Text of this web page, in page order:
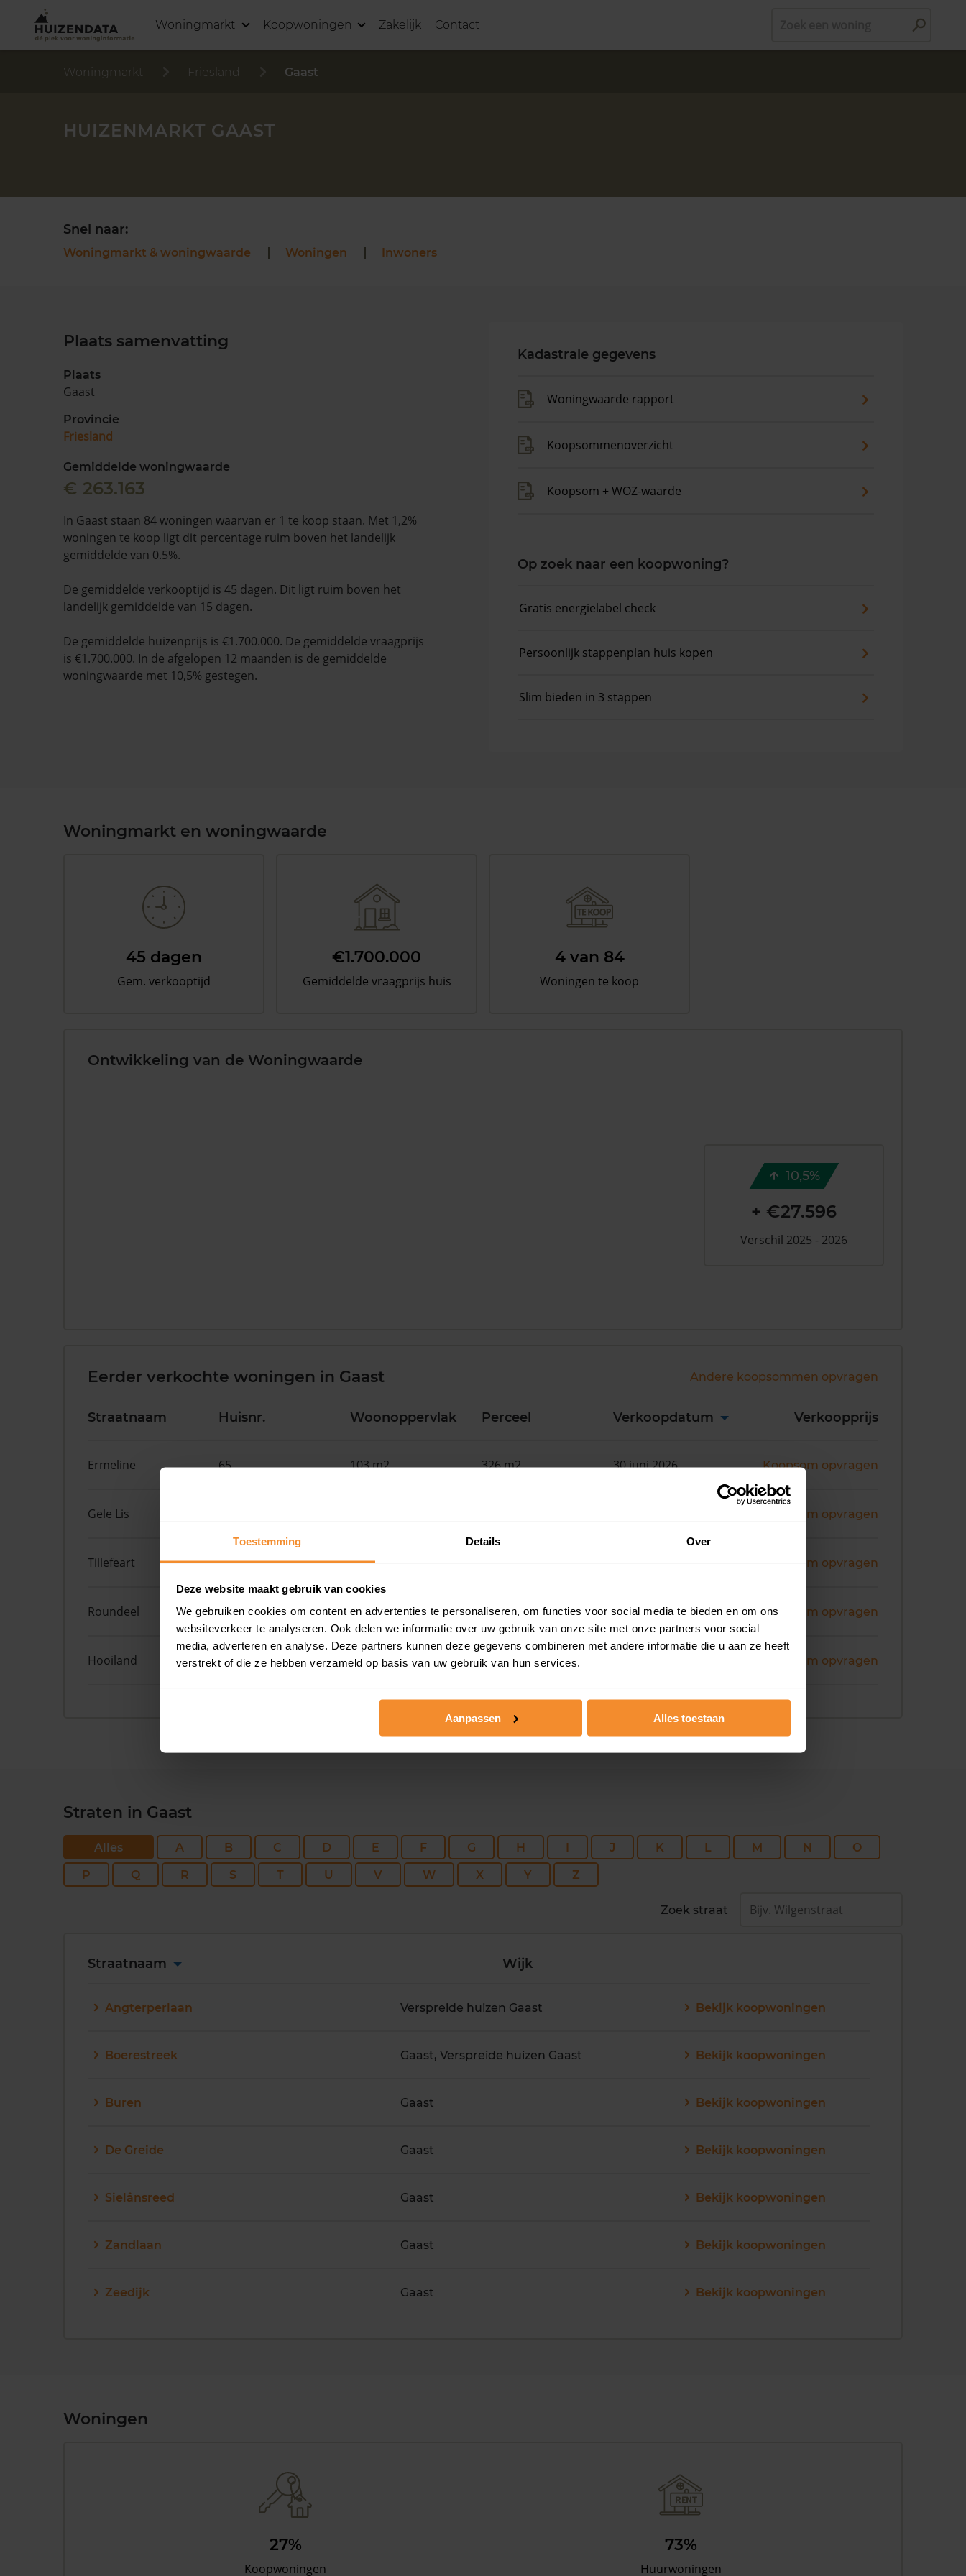
Toestemming Details Over
Deze website maakt gebruik van cookies
We gebruiken cookies om content en advertenties te personaliseren, om functies voor social media te bieden en om ons
websiteverkeer te analyseren. Ook delen we informatie over uw gebruik van onze site met onze partners voor social
media, adverteren en analyse. Deze partners kunnen deze gegevens combineren met andere informatie die u aan ze heeft
verstrekt of die ze hebben verzameld op basis van uw gebruik van hun services.
Aanpassen Alles toestaan
Woningmarkt Koopwoningen Zakelijk Contact
Woningmarkt Friesland Gaast
HUIZENMARKT GAAST
Snel naar:
Woningmarkt & woningwaarde Woningen Inwoners
Plaats samenvatting
Plaats
Gaast
Provincie
Friesland
Gemiddelde woningwaarde
€ 263.163
In Gaast staan 84 woningen waarvan er 1 te koop staan. Met 1,2%
woningen te koop ligt dit percentage ruim boven het landelijk
gemiddelde van 0.5%.
De gemiddelde verkooptijd is 45 dagen. Dit ligt ruim boven het
landelijk gemiddelde van 15 dagen.
De gemiddelde huizenprijs is €1.700.000. De gemiddelde vraagprijs
is €1.700.000. In de afgelopen 12 maanden is de gemiddelde
woningwaarde met 10,5% gestegen.
Kadastrale gegevens
Woningwaarde rapport
Koopsommenoverzicht
Koopsom + WOZ-waarde
Op zoek naar een koopwoning?
Gratis energielabel check
Persoonlijk stappenplan huis kopen
Slim bieden in 3 stappen
Woningmarkt en woningwaarde
45 dagen
Gem. verkooptijd
€1.700.000
Gemiddelde vraagprijs huis
4 van 84
Woningen te koop
Ontwikkeling van de Woningwaarde
10,5%
+ €27.596
Verschil 2025 - 2026
Eerder verkochte woningen in Gaast Andere koopsommen opvragen
Straatnaam Huisnr. Woonoppervlak Perceel Verkoopdatum Verkoopprijs
Ermeline 65 103 m2 326 m2 30 juni 2026 Koopsom opvragen
Gele Lis Koopsom opvragen
Tillefeart 7 145 m2 Koopsom opvragen
Roundeel 50 216 m2 592 m2 30 juni 2026 Koopsom opvragen
Hooiland 29 92 m2 4.024 m2 Koopsom opvragen
Straten in Gaast
Alles A B C D E F G H I J K L M N
O
P
Q R S T U V W X Y Z
Zoek straat
Straatnaam Wijk
Angterperlaan Verspreide huizen Gaast Bekijk koopwoningen
Boerestreek Gaast, Verspreide huizen Gaast Bekijk koopwoningen
Buren Gaast Bekijk koopwoningen
De Greide Gaast Bekijk koopwoningen
Sielânsreed Gaast Bekijk koopwoningen
Zandlaan Gaast Bekijk koopwoningen
Zeedijk Gaast Bekijk koopwoningen
Woningen
27%
Koopwoningen
73%
Huurwoningen